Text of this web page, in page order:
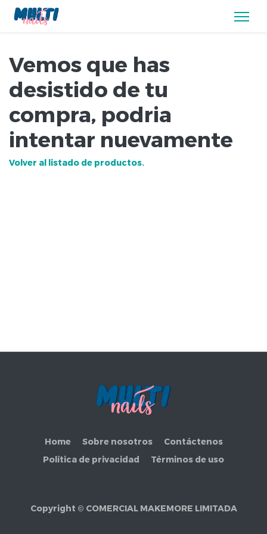
Vemos que has
desistido de tu
compra, podria
intentar nuevamente
Volver al listado de productos.
Home Sobre nosotros
Contáctenos
Política de privacidad
Términos de uso
Copyright © COMERCIAL MAKEMORE LIMITADA